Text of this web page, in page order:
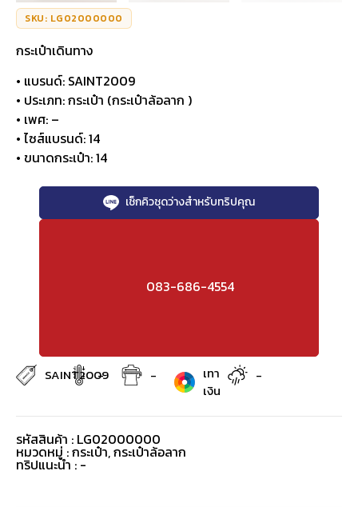
SKU: LG02000000
กระเป๋าเดินทาง
• แบรนด์: SAINT2009
• ประเภท: กระเป๋า (กระเป๋าล้อลาก )
• เพศ: –
• ไซส์แบรนด์: 14
• ขนาดกระเป๋า: 14
เช็กคิวชุดว่างสำหรับทริปคุณ
083-686-4554
SAINT2009
- -
เทา
เงิน
-
รหัสสินค้า : LG02000000
หมวดหมู่ :กระเป๋า,กระเป๋าล้อลาก
ทริปแนะนำ : -